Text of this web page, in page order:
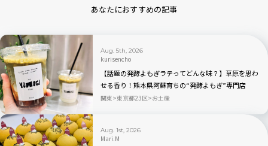
あなたにおすすめの記事
Aug. 5th, 2026
kurisencho
【話題の発酵よもぎラテってどんな味？】草原を思わ
せる香り！熊本県阿蘇育ちの“発酵よもぎ”専門店
「BETWEEN by THE YOMOGI STAND」渋谷にオープ
関東 東京都23区 お土産
Aug. 1st, 2026
Mari.M